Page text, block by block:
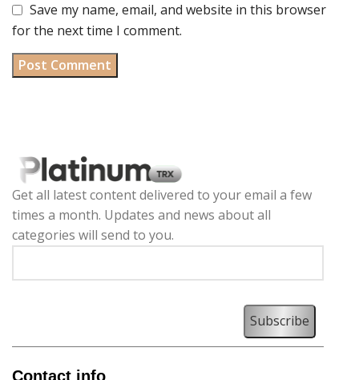
Save my name, email, and website in this browser
for the next time I comment.
Get all latest content delivered to your email a few
times a month. Updates and news about all
categories will send to you.
Contact info